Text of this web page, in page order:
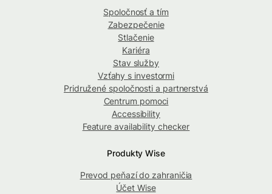
Spoločnosť a tím
Zabezpečenie
Stlačenie
Kariéra
Stav služby
Vzťahy s investormi
Pridružené spoločnosti a partnerstvá
Centrum pomoci
Accessibility
Feature availability checker
Produkty Wise
Prevod peňazí do zahraničia
Účet Wise